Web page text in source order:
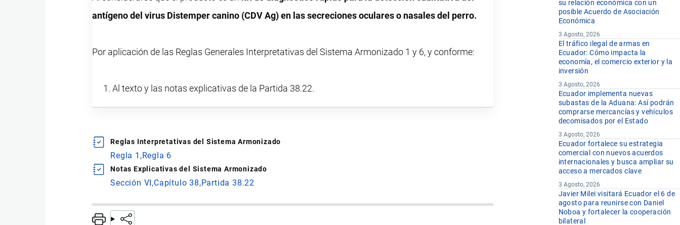
antígeno del virus Distemper canino (CDV Ag) en las secreciones oculares o nasales del perro.
Por aplicación de las Reglas Generales Interpretativas del Sistema Armonizado 1 y 6, y conforme:
Al texto y las notas explicativas de la Partida 38.22.
Reglas Interpretativas del Sistema Armonizado
Regla 1 Regla 6
Notas Explicativas del Sistema Armonizado
Sección VI Capítulo 38 Partida 38.22
su relación económica con un
posible Acuerdo de Asociación
Económica
3 Agosto, 2026
El tráfico ilegal de armas en
Ecuador: Cómo impacta la
economía, el comercio exterior y la
inversión
3 Agosto, 2026
Ecuador implementa nuevas
subastas de la Aduana: Así podrán
comprarse mercancías y vehículos
decomisados por el Estado
3 Agosto, 2026
Ecuador fortalece su estrategia
comercial con nuevos acuerdos
internacionales y busca ampliar su
acceso a mercados clave
3 Agosto, 2026
Javier Milei visitará Ecuador el 6 de
agosto para reunirse con Daniel
Noboa y fortalecer la cooperación
bilateral